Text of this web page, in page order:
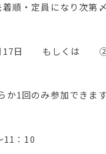
着順・定員になり次第〆
月17日 もしくは
み参加できます
11：10